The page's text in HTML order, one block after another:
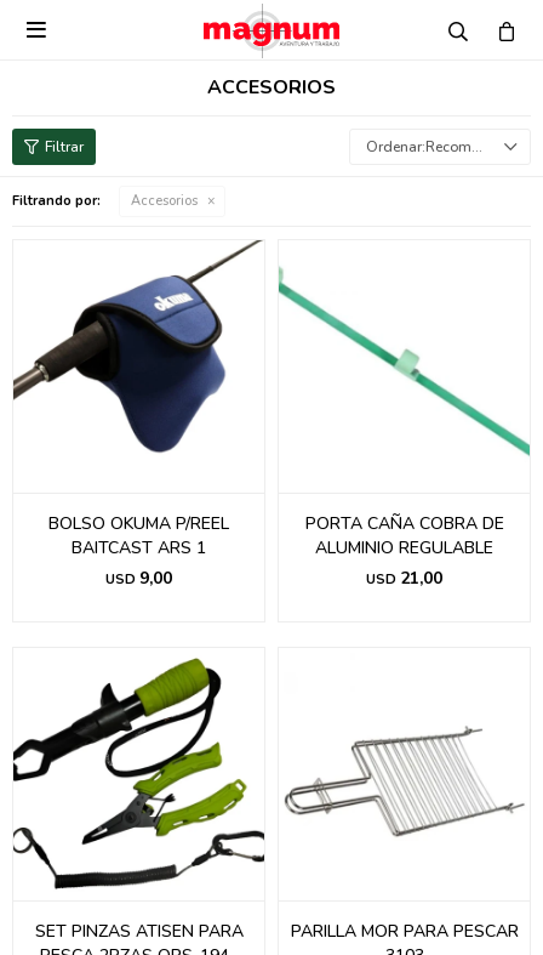

ACCESORIOS
Recomendados
Filtrando por: Accesorios
BOLSO OKUMA P/REEL
BAITCAST ARS 1
USD 9,00
PORTA CAÑA COBRA DE
ALUMINIO REGULABLE
USD 21,00
SET PINZAS ATISEN PARA
PARILLA MOR PARA PESCAR